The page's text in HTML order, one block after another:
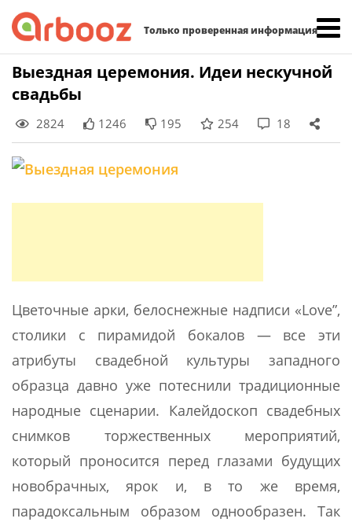
Только проверенная информация
Skip
content
Выездная церемония. Идеи нескучной
свадьбы
2824 1246 195 254 18
Цветочные арки, белоснежные надписи «Love”,
столики с пирамидой бокалов — все эти
атрибуты свадебной культуры западного
образца давно уже потеснили традиционные
народные сценарии. Калейдоскоп свадебных
снимков торжественных мероприятий,
который проносится перед глазами будущих
новобрачных, ярок и, в то же время,
парадоксальным образом однообразен. Так
Найти: